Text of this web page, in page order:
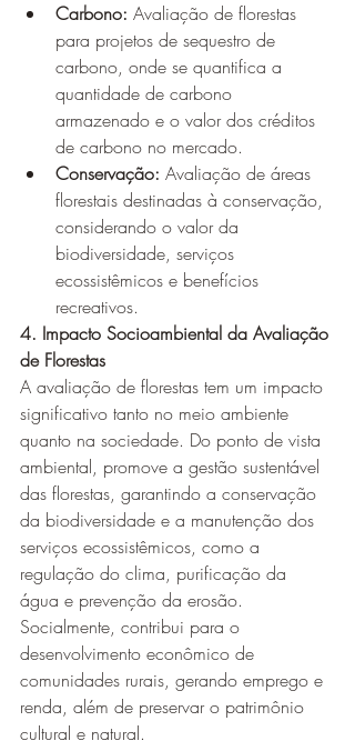
Carbono: Avaliação de florestas
para projetos de sequestro de
carbono, onde se quantifica a
quantidade de carbono
armazenado e o valor dos créditos
de carbono no mercado.
Conservação: Avaliação de áreas
florestais destinadas à conservação,
considerando o valor da
biodiversidade, serviços
ecossistêmicos e benefícios
recreativos.
4. Impacto Socioambiental da Avaliação
de Florestas
A avaliação de florestas tem um impacto
significativo tanto no meio ambiente
quanto na sociedade. Do ponto de vista
ambiental, promove a gestão sustentável
das florestas, garantindo a conservação
da biodiversidade e a manutenção dos
serviços ecossistêmicos, como a
regulação do clima, purificação da
água e prevenção da erosão.
Socialmente, contribui para o
desenvolvimento econômico de
comunidades rurais, gerando emprego e
renda, além de preservar o patrimônio
cultural e natural.